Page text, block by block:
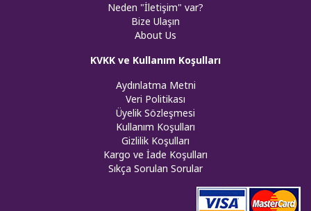
Neden "İletişim" var?
Bize Ulaşın
About Us
KVKK ve Kullanım Koşulları
Aydınlatma Metni
Veri Politikası
Üyelik Sözleşmesi
Kullanım Koşulları
Gizlilik Koşulları
Kargo ve İade Koşulları
Sıkça Sorulan Sorular